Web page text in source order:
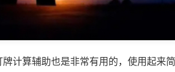
计算辅助也是非常有用的，使用起来